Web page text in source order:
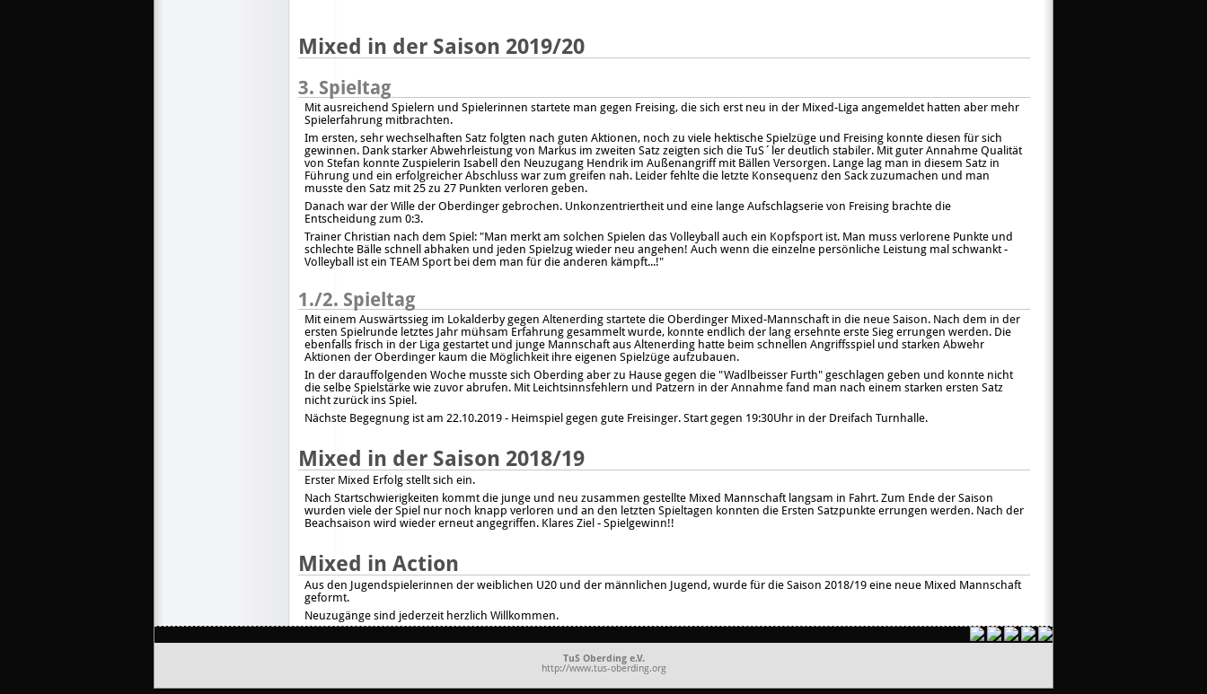
Mixed in der Saison 2019/20
3. Spieltag
Mit ausreichend Spielern und Spielerinnen startete man gegen Freising, die sich erst neu in der Mixed-Liga angemeldet hatten aber mehr
Spielerfahrung mitbrachten.
Im ersten, sehr wechselhaften Satz folgten nach guten Aktionen, noch zu viele hektische Spielzüge und Freising konnte diesen für sich
gewinnen. Dank starker Abwehrleistung von Markus im zweiten Satz zeigten sich die TuS´ler deutlich stabiler. Mit guter Annahme Qualität
von Stefan konnte Zuspielerin Isabell den Neuzugang Hendrik im Außenangriff mit Bällen Versorgen. Lange lag man in diesem Satz in
Führung und ein erfolgreicher Abschluss war zum greifen nah. Leider fehlte die letzte Konsequenz den Sack zuzumachen und man
musste den Satz mit 25 zu 27 Punkten verloren geben.
Danach war der Wille der Oberdinger gebrochen. Unkonzentriertheit und eine lange Aufschlagserie von Freising brachte die
Entscheidung zum 0:3.
Trainer Christian nach dem Spiel: "Man merkt am solchen Spielen das Volleyball auch ein Kopfsport ist. Man muss verlorene Punkte und
schlechte Bälle schnell abhaken und jeden Spielzug wieder neu angehen! Auch wenn die einzelne persönliche Leistung mal schwankt -
Volleyball ist ein TEAM Sport bei dem man für die anderen kämpft...!"
1./2. Spieltag
Mit einem Auswärtssieg im Lokalderby gegen Altenerding startete die Oberdinger Mixed-Mannschaft in die neue Saison. Nach dem in der
ersten Spielrunde letztes Jahr mühsam Erfahrung gesammelt wurde, konnte endlich der lang ersehnte erste Sieg errungen werden. Die
ebenfalls frisch in der Liga gestartet und junge Mannschaft aus Altenerding hatte beim schnellen Angriffsspiel und starken Abwehr
Aktionen der Oberdinger kaum die Möglichkeit ihre eigenen Spielzüge aufzubauen.
In der darauffolgenden Woche musste sich Oberding aber zu Hause gegen die "Wadlbeisser Furth" geschlagen geben und konnte nicht
die selbe Spielstärke wie zuvor abrufen. Mit Leichtsinnsfehlern und Patzern in der Annahme fand man nach einem starken ersten Satz
nicht zurück ins Spiel.
Nächste Begegnung ist am 22.10.2019 - Heimspiel gegen gute Freisinger. Start gegen 19:30Uhr in der Dreifach Turnhalle.
Mixed in der Saison 2018/19
Erster Mixed Erfolg stellt sich ein.
Nach Startschwierigkeiten kommt die junge und neu zusammen gestellte Mixed Mannschaft langsam in Fahrt. Zum Ende der Saison
wurden viele der Spiel nur noch knapp verloren und an den letzten Spieltagen konnten die Ersten Satzpunkte errungen werden. Nach der
Beachsaison wird wieder erneut angegriffen. Klares Ziel - Spielgewinn!!
Mixed in Action
Aus den Jugendspielerinnen der weiblichen U20 und der männlichen Jugend, wurde für die Saison 2018/19 eine neue Mixed Mannschaft
geformt.
Neuzugänge sind jederzeit herzlich Willkommen.
TuS Oberding e.V.
http://www.tus-oberding.org